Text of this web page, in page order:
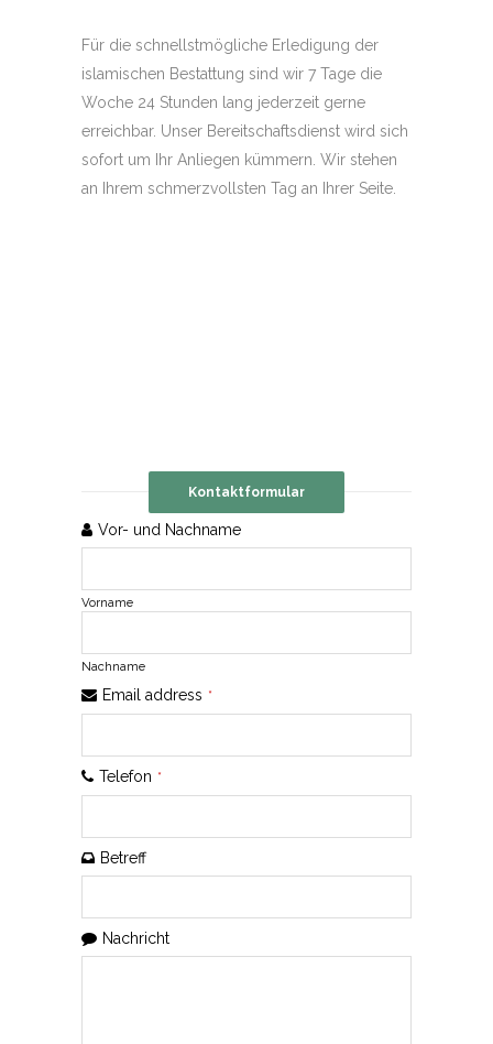
Für die schnellstmögliche Erledigung der
islamischen Bestattung sind wir 7 Tage die
Woche 24 Stunden lang jederzeit gerne
erreichbar. Unser Bereitschaftsdienst wird sich
sofort um Ihr Anliegen kümmern. Wir stehen
an Ihrem schmerzvollsten Tag an Ihrer Seite.
Kontaktformular
Email *
Vor- und Nachname
Vorname
Nachname
Email address *
Telefon *
Betreff
Nachricht